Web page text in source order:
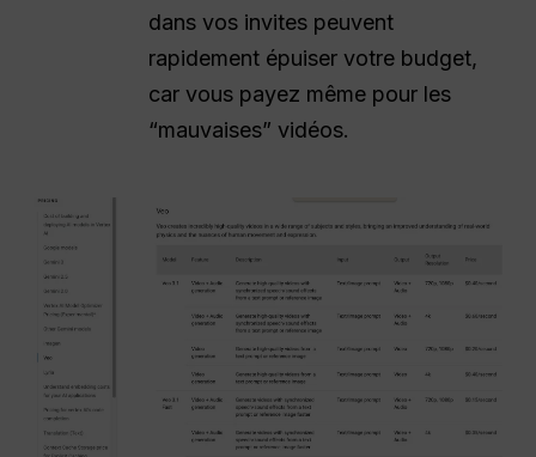
dans vos invites peuvent
rapidement épuiser votre budget,
car vous payez même pour les
“mauvaises” vidéos.